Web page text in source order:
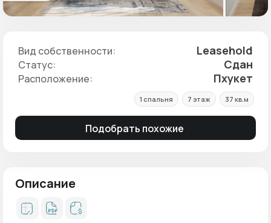
Вид собственности: Leasehold
Статус: Сдан
Расположение: Пхукет
1 спальня 7 этаж 37 кв.м
Подобрать похожие
Описание